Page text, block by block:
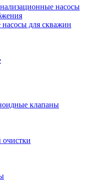
насосы
для скважин
клапаны